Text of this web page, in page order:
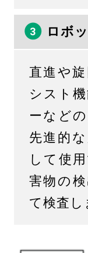
ロボ
直進や
シスト
ーなど
先進的
して使
害物の
て検査し